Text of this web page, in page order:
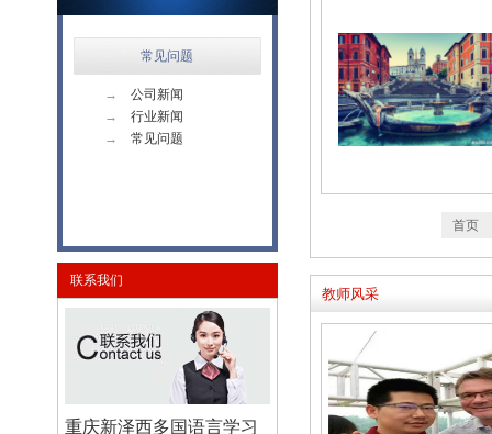
常见问题
→
公司新闻
→
行业新闻
→
常见问题
联系我们
重庆新泽西多国语言学习
首页
教师风采